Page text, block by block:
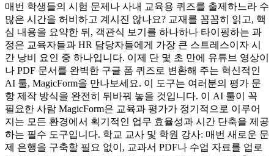
매번 학생들의 시험 문제나 사내 교육용 퀴즈를 출제하느라 수
많은 시간을 허비하고 계시진 않나요? 교재를 꼼꼼히 읽고, 핵
심 내용을 요약한 뒤, 객관식 보기를 하나하나 타이핑하는 과
정은 교육자들과 HR 담당자들에게 가장 큰 스트레스이자 시
간 낭비 요인 중 하나입니다. 이제 단 몇 초 만에 유튜브 영상이
나 PDF 문서를 완벽한 구글 폼 퀴즈로 변환해 주는 혁신적인
AI 툴, MagicForm을 만나보세요. 이 도구는 여러분의 평가 문
항 제작 방식을 완전히 뒤바꿔 놓을 것입니다. 이 AI 툴이 꼭
필요한 사람 MagicForm은 교육과 평가가 정기적으로 이루어
지는 모든 환경에서 획기적인 업무 효율성과 시간 단축을 제공
하는 필수 도구입니다. 학교 교사 및 학원 강사: 매번 새로운 문
제 은행을 구축할 필요 없이, 교과서 PDF나 수업 자료를 업로